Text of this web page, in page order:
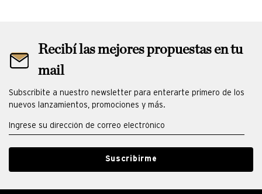
Recibí las mejores propuestas en tu
mail
Subscribite a nuestro newsletter para enterarte primero de los
nuevos lanzamientos, promociones y más.
Suscribirme